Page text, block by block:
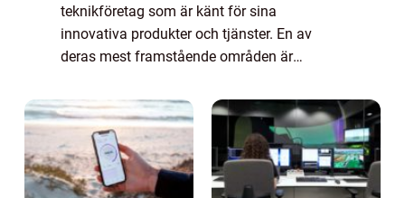
teknikföretag som är känt för sina
innovativa produkter och tjänster. En av
deras mest framstående områden är
imponerande samling appar som erbjuder
en mängd olika funktioner oc...